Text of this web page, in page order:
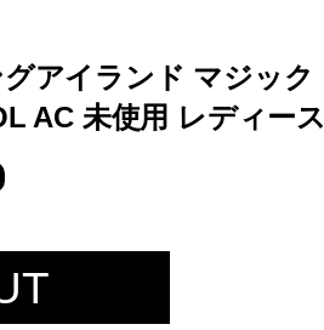
アイランド マジック
AC 未使用 レディース